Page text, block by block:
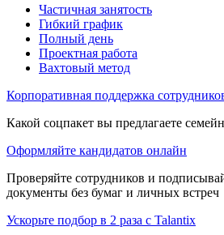
Частичная занятость
Гибкий график
Полный день
Проектная работа
Вахтовый метод
Корпоративная поддержка
Какой соцпакет вы предлагаете
Оформляйте кандидатов онлайн
Проверяйте сотрудников и
документы без бумаг и личных встреч
Ускорьте подбор в 2 раза с Talantix